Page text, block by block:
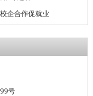
企合作促就业
号